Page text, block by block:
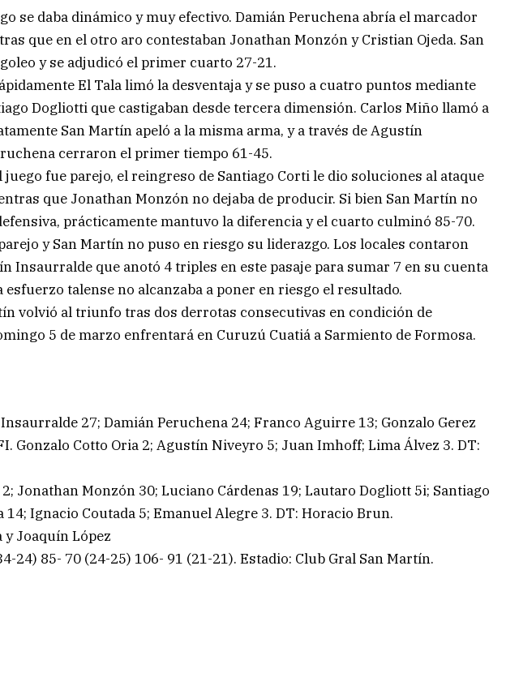
se daba dinámico y muy efectivo. Damián Peruchena abría el marcador
que en el otro aro contestaban Jonathan Monzón y Cristian Ojeda. San
y se adjudicó el primer cuarto 27-21.
El Tala limó la desventaja y se puso a cuatro puntos mediante
Dogliotti que castigaban desde tercera dimensión. Carlos Miño llamó a
San Martín apeló a la misma arma, y a través de Agustín
cerraron el primer tiempo 61-45.
fue parejo, el reingreso de Santiago Corti le dio soluciones al ataque
que Jonathan Monzón no dejaba de producir. Si bien San Martín no
prácticamente mantuvo la diferencia y el cuarto culminó 85-70.
y San Martín no puso en riesgo su liderazgo. Los locales contaron
Insaurralde que anotó 4 triples en este pasaje para sumar 7 en su cuenta
esfuerzo talense no alcanzaba a poner en riesgo el resultado.
volvió al triunfo tras dos derrotas consecutivas en condición de
5 de marzo enfrentará en Curuzú Cuatiá a Sarmiento de Formosa.
27; Damián Peruchena 24; Franco Aguirre 13; Gonzalo Gerez
Gonzalo Cotto Oria 2; Agustín Niveyro 5; Juan Imhoff; Lima Álvez 3. DT:
Jonathan Monzón 30; Luciano Cárdenas 19; Lautaro Dogliott 5i; Santiago
14; Ignacio Coutada 5; Emanuel Alegre 3. DT: Horacio Brun.
Joaquín López
24) 85- 70 (24-25) 106- 91 (21-21). Estadio: Club Gral San Martín.